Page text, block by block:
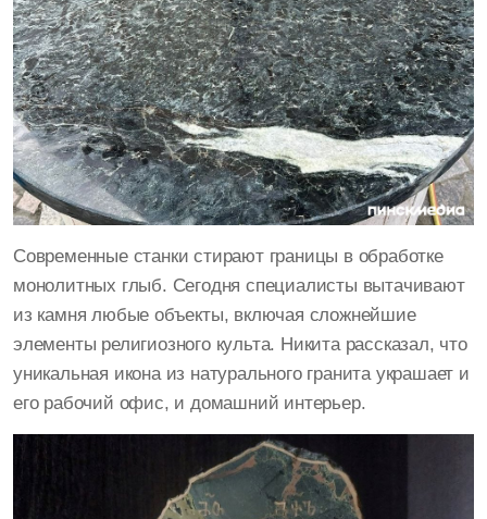
Современные станки стирают границы в обработке
монолитных глыб. Сегодня специалисты вытачивают
из камня любые объекты, включая сложнейшие
элементы религиозного культа. Никита рассказал, что
уникальная икона из натурального гранита украшает и
его рабочий офис, и домашний интерьер.